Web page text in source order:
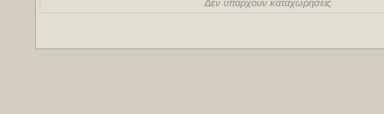
Δεν υπάρχουν καταχωρήσεις